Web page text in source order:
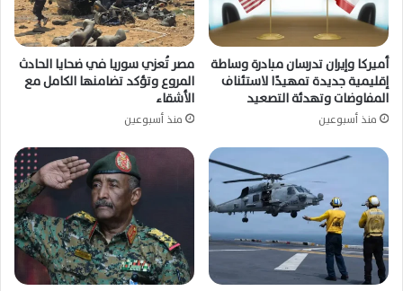
أميركا وإيران تدرسان مبادرة وساطة
إقليمية جديدة تمهيدًا لاستئناف
المفاوضات وتهدئة التصعيد
منذ أسبوعين
مصر تُعزي سوريا في ضحايا الحادث
المروع وتؤكد تضامنها الكامل مع
الأشقاء
منذ أسبوعين